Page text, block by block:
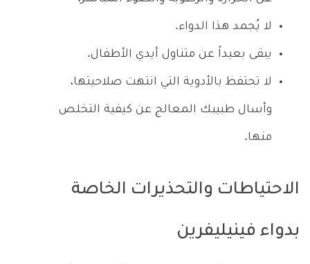
لا يُجمد هذا الدواء.
يبقى بعيداً عن متناول أيدي الأطفال.
لا تحتفظ بالأدوية التي انتهت صلاحيتها،
وأسال طبيبك المعالج عن كيفية التخلص
منها.
الاحتياطات والتحذيرات الخاصة
بدواء فينيليفرين